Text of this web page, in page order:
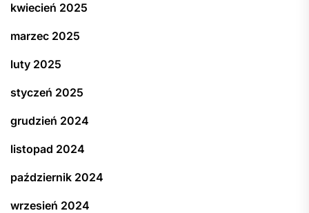
kwiecień 2025
marzec 2025
luty 2025
styczeń 2025
grudzień 2024
listopad 2024
październik 2024
wrzesień 2024